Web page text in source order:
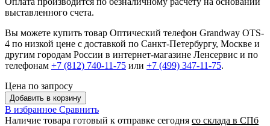
выставленного счета.
Вы можете купить товар Оптический телефон Grandway OTS-
4 по низкой цене с доставкой по Санкт-Петербургу, Москве и
другим городам России в интернет-магазине Ленсервис и по
телефонам +7 (812) 740-11-75 или +7 (499) 347-11-75.
Цена по запросу
Добавить в корзину
В избранное Сравнить
Наличие товара готовый к отправке сегодня со склада в СПб